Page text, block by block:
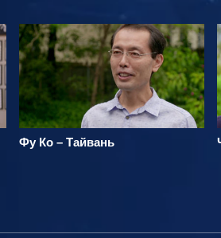
Фу Ко – Тайвань